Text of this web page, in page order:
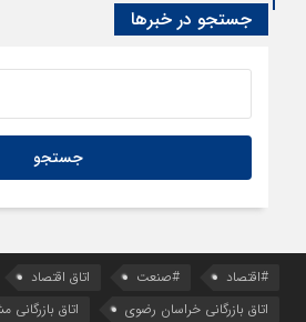
سود اقتصاد‌ها از هوش مصنوعی
جستجو در خبرها
#اقتصاد #صنعت اتاق اقتصاد
اتاق بازرگانی خراسان رضوی
اتاق بازرگانی